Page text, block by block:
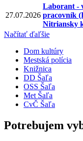
27.07.2026
Laborant -
pracovník
Nitriansky
Načítať ďaľšie
Dom kultúry
Mestská polícia
Knižnica
DD Šaľa
OSS Šaľa
Met Šaľa
CvČ Šaľa
Potrebujem